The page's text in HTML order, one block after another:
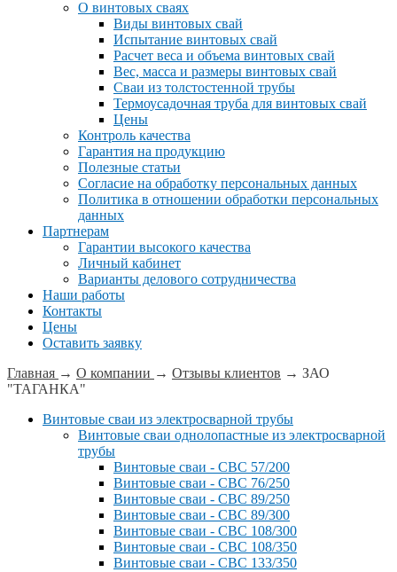
О винтовых сваях
Виды винтовых свай
Испытание винтовых свай
Расчет веса и объема винтовых свай
Вес, масса и размеры винтовых свай
Сваи из толстостенной трубы
Термоусадочная труба для винтовых свай
Цены
Контроль качества
Гарантия на продукцию
Полезные статьи
Согласие на обработку персональных данных
Политика в отношении обработки персональных
данных
Партнерам
Гарантии высокого качества
Личный кабинет
Варианты делового сотрудничества
Наши работы
Контакты
Цены
Оставить заявку
Главная → О компании → Отзывы клиентов → ЗАО
"ТАГАНКА"
Винтовые сваи из электросварной трубы
Винтовые сваи однолопастные из электросварной
трубы
Винтовые сваи - СВС 57/200
Винтовые сваи - СВС 76/250
Винтовые сваи - СВС 89/250
Винтовые сваи - СВС 89/300
Винтовые сваи - СВС 108/300
Винтовые сваи - СВС 108/350
Винтовые сваи - СВС 133/350